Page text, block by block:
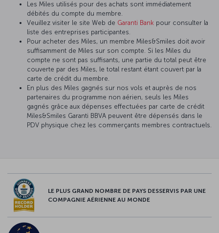
Les Miles utilisés pour des achats sont immédiatement
débités du compte du membre.
Veuillez visiter le site Web de Garanti Bank pour consulter la
liste des entreprises participantes.
Pour acheter des Miles, un membre Miles&Smiles doit avoir
suffisamment de Miles sur son compte. Si les Miles du
compte ne sont pas suffisants, une partie du total peut être
couverte par des Miles, le total restant étant couvert par la
carte de crédit du membre.
En plus des Miles gagnés sur nos vols et auprès de nos
partenaires du programme non aérien, seuls les Miles
gagnés grâce aux dépenses effectuées par carte de crédit
Miles&Smiles Garanti BBVA peuvent être dépensés dans le
PDV physique chez les commerçants membres contractuels.
LE PLUS GRAND NOMBRE DE PAYS DESSERVIS PAR UNE
COMPAGNIE AÉRIENNE AU MONDE